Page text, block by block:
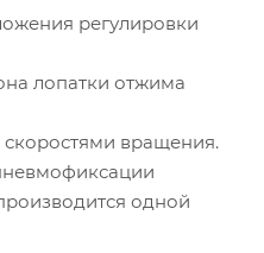
регулировки
лопатки отжима
скоростями вращения.
одной